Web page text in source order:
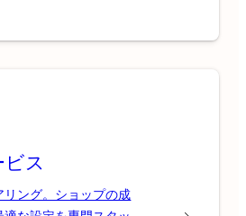
ビス
リング。ショップの成